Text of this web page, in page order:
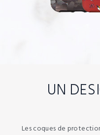
UN
Les coques de